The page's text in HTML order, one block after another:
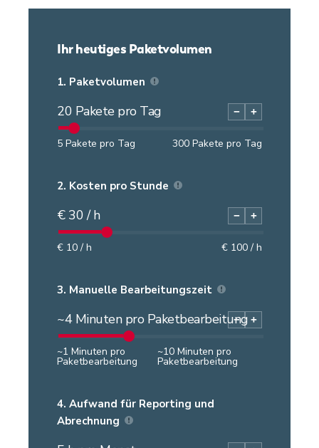
Ihr heutiges Paketvolumen
1. Paketvolumen
20 Pakete pro Tag − +
5 Pakete pro Tag 300 Pakete pro Tag
2. Kosten pro Stunde
€ 30 / h − +
€ 10 / h € 100 / h
3. Manuelle Bearbeitungszeit
~4Minuten pro Paketbearbeitung
− +
~1 Minuten pro
Paketbearbeitung
~10 Minuten pro
Paketbearbeitung
4. Aufwand für Reporting und
Abrechnung